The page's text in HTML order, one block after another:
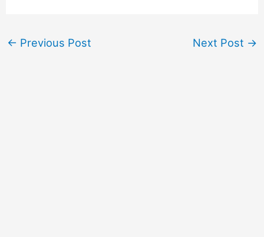
← Previous Post Next Post →